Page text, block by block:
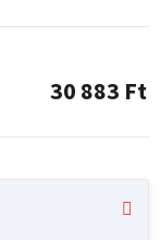
30 883 Ft